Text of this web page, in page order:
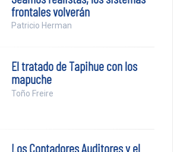
frontales volverán
Patricio Herman
El tratado de Tapihue con los
mapuche
Toño Freire
Los Contadores Auditores y el